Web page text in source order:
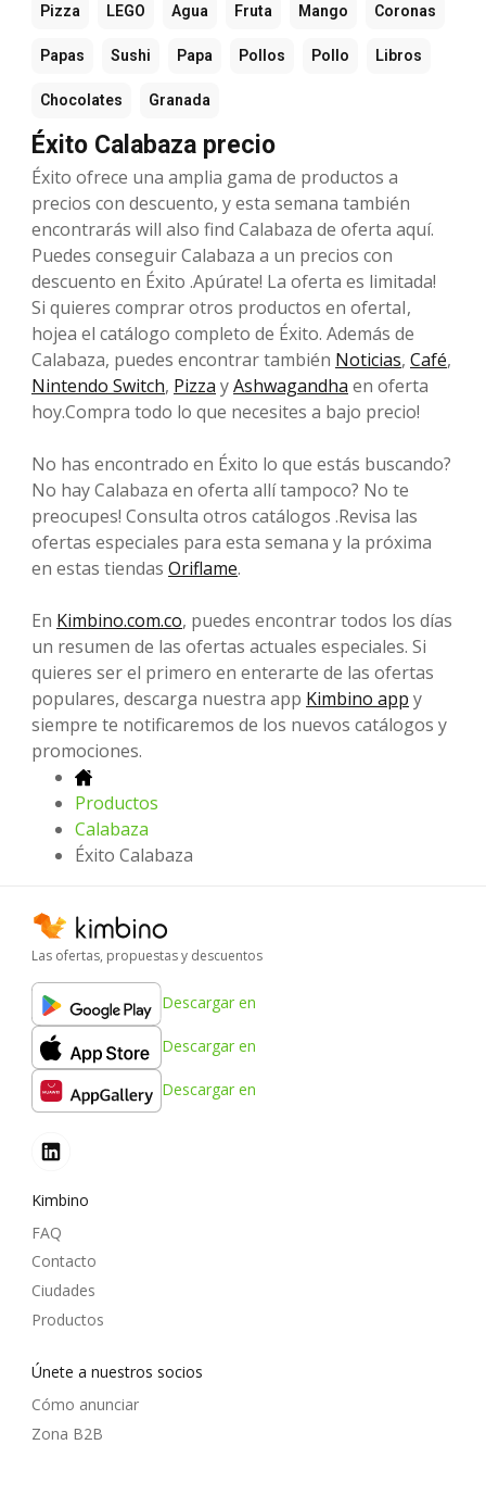
Pizza LEGO Agua Fruta Mango Coronas
Papas Sushi Papa Pollos Pollo Libros
Chocolates Granada
Éxito Calabaza precio
Éxito ofrece una amplia gama de productos a
precios con descuento, y esta semana también
encontrarás will also find Calabaza de oferta aquí.
Puedes conseguir Calabaza a un precios con
descuento en Éxito .Apúrate! La oferta es limitada!
Si quieres comprar otros productos en ofertaI,
hojea el catálogo completo de Éxito. Además de
Calabaza, puedes encontrar también Noticias, Café,
Nintendo Switch, Pizza yAshwagandha en oferta
hoy.Compra todo lo que necesites a bajo precio!
No has encontrado en Éxito lo que estás buscando?
No hay Calabaza en oferta allí tampoco? No te
preocupes! Consulta otros catálogos .Revisa las
ofertas especiales para esta semana y la próxima
en estas tiendas Oriflame.
En Kimbino.com.co, puedes encontrar todos los días
un resumen de las ofertas actuales especiales. Si
quieres ser el primero en enterarte de las ofertas
populares, descarga nuestra app Kimbino app y
siempre te notificaremos de los nuevos catálogos y
promociones.
Productos
Calabaza
Éxito Calabaza
Las ofertas, propuestas y descuentos
Descargar en
Descargar en
Descargar en
Kimbino
FAQ
Contacto
Ciudades
Productos
Únete a nuestros socios
Cómo anunciar
Zona B2B